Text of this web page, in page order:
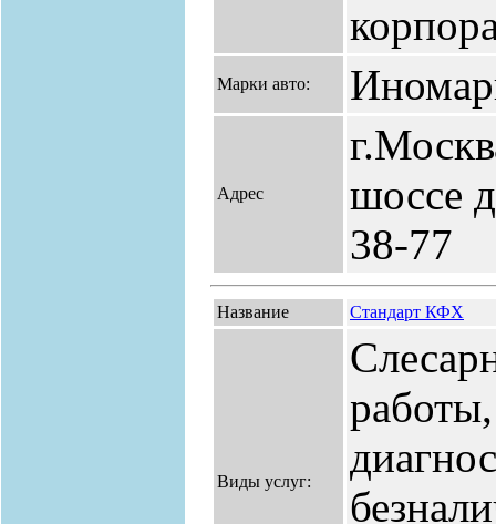
Марки авто:
Адрес
шоссе
38-77
Название Стандарт КФХ
Виды услуг: